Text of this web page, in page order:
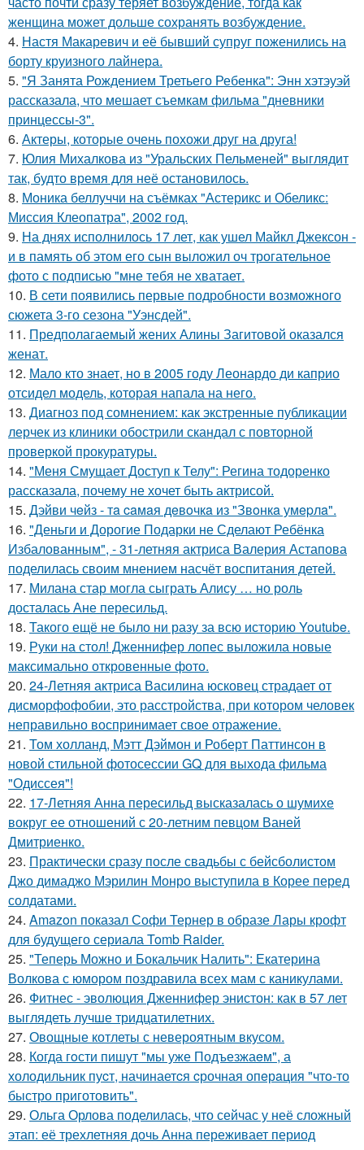
женщина может дольше сохранять возбуждение.
4. Настя Макаревич и её бывший супруг поженились на
борту круизного лайнера.
5. "Я Занята Рождением Третьего Ребенка": Энн хэтэуэй
рассказала, что мешает съемкам фильма "дневники
принцессы-3".
6. Актеры, которые очень похожи друг на друга!
7. Юлия Михалкова из "Уральских Пельменей" выглядит
так, будто время для неё остановилось.
8. Моника беллуччи на съёмках "Астерикс и Обеликс:
Миссия Клеопатра", 2002 год.
9. На днях исполнилось 17 лет, как ушел Майкл Джексон -
и в память об этом его сын выложил оч трогательное
фото с подписью "мне тебя не хватает.
10. В сети появились первые подробности возможного
сюжета 3-го сезона "Уэнсдей".
11. Предполагаемый жених Алины Загитовой оказался
женат.
12. Мало кто знает, но в 2005 году Леонардо ди каприо
отсидел модель, которая напала на него.
13. Диагноз под сомнением: как экстренные публикации
лерчек из клиники обострили скандал с повторной
проверкой прокуратуры.
14. "Меня Смущает Доступ к Телу": Регина тодоренко
рассказала, почему не хочет быть актрисой.
15. Дэйви чeйз - тa caмaя дeвoчкa из "Звoнкa умepлa".
16. "Деньги и Дорогие Подарки не Сделают Ребёнка
Избалованным", - 31-летняя актриса Валерия Астапова
поделилась своим мнением насчёт воспитания детей.
17. Милана стар могла сыграть Алису … но роль
досталась Ане пересильд.
18. Такого ещё не было ни разу за всю историю Youtube.
19. Руки на стол! Дженнифер лопес выложила новые
максимально откровенные фото.
20. 24-Летняя актриса Василина юсковец страдает от
дисморфофобии, это расстройства, при котором человек
неправильно воспринимает свое отражение.
21. Том холланд, Мэтт Дэймон и Роберт Паттинсон в
новой стильной фотосессии GQ для выхода фильма
"Одиссея"!
22. 17-Летняя Анна пересильд высказалась о шумихе
вокруг ее отношений с 20-летним певцом Ваней
Дмитриенко.
23. Практически сразу после свадьбы с бейсболистом
Джо димаджо Мэрилин Монро выступила в Корее перед
солдатами.
24. Amazon показал Софи Тернер в образе Лары крофт
для будущего сериала Tomb Raider.
25. "Теперь Можно и Бокальчик Налить": Екатерина
Волкова с юмором поздравила всех мам с каникулами.
26. Фитнес - эволюция Дженнифер энистон: как в 57 лет
выглядеть лучше тридцатилетних.
27. Овощные котлеты с невероятным вкусом.
28. Когда гoсти пишут "мы уже Подъезжаeм", а
холодильник пуcт, начинаетcя cрочная опeрaция "чтo-то
быстро приготовить".
29. Ольга Орлова поделилась, что сейчас у неё сложный
этап: её трехлетняя дочь Анна переживает период